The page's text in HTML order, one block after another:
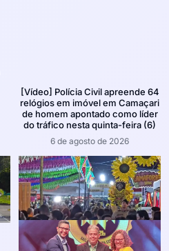
[Vídeo] Polícia Civil apreende 64
relógios em imóvel em Camaçari
de homem apontado como líder
do tráfico nesta quinta-feira (6)
6 de agosto de 2026